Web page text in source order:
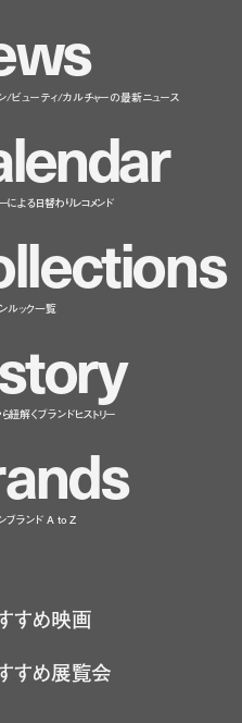
ws
/ビューティ/カルチャーの最新ニュース
lendar
による日替わりレコメンド
llections
ルック一覧
story
紐解くブランドヒストリー
ands
ブランド A to Z
すめ映画
すめ展覧会